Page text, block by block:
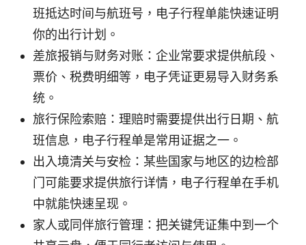
班抵达时间与航班号，电子行程单能快速证明
你的出行计划。
差旅报销与财务对账：企业常要求提供航段、
票价、税费明细等，电子凭证更易导入财务系
统。
旅行保险索赔：理赔时需要提供出行日期、航
班信息，电子行程单是常用证据之一。
出入境清关与安检：某些国家与地区的边检部
门可能要求提供旅行详情，电子行程单在手机
中就能快速呈现。
家人或同伴旅行管理：把关键凭证集中到一个